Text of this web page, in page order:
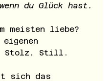
wenn du Glück hast.
meisten liebe?
Stolz. Still.
sich das